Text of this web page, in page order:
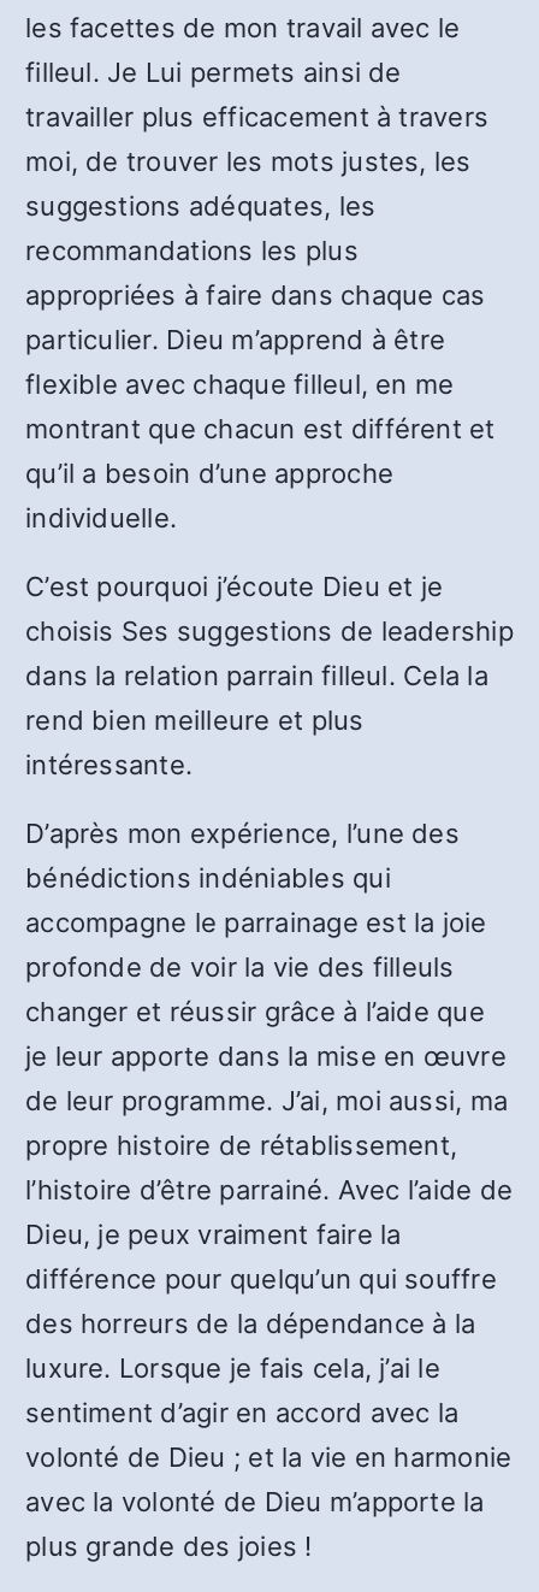
les facettes de mon travail avec le
filleul. Je Lui permets ainsi de
travailler plus efficacement à travers
moi, de trouver les mots justes, les
suggestions adéquates, les
recommandations les plus
appropriées à faire dans chaque cas
particulier. Dieu m’apprend à être
flexible avec chaque filleul, en me
montrant que chacun est différent et
qu’il a besoin d’une approche
individuelle.
C’est pourquoi j’écoute Dieu et je
choisis Ses suggestions de leadership
dans la relation parrain filleul. Cela la
rend bien meilleure et plus
intéressante.
D’après mon expérience, l’une des
bénédictions indéniables qui
accompagne le parrainage est la joie
profonde de voir la vie des filleuls
changer et réussir grâce à l’aide que
je leur apporte dans la mise en œuvre
de leur programme. J’ai, moi aussi, ma
propre histoire de rétablissement,
l’histoire d’être parrainé. Avec l’aide de
Dieu, je peux vraiment faire la
différence pour quelqu’un qui souffre
des horreurs de la dépendance à la
luxure. Lorsque je fais cela, j’ai le
sentiment d’agir en accord avec la
volonté de Dieu ; et la vie en harmonie
avec la volonté de Dieu m’apporte la
plus grande des joies !